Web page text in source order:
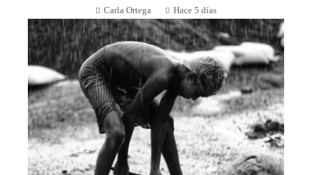
Carla Ortega Hace 5 días